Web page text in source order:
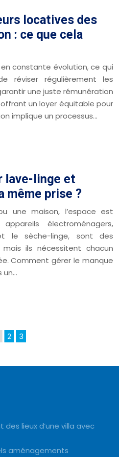
locatives des
: ce que cela
constante évolution, ce qui
réviser régulièrement les
une juste rémunération
un loyer équitable pour
implique un processus…
lave-linge et
même prise ?
une maison, l’espace est
électroménagers,
le sèche-linge, sont des
ils nécessitent chacun
Comment gérer le manque
un…
2 3
des lieux d’une villa avec
aménagements